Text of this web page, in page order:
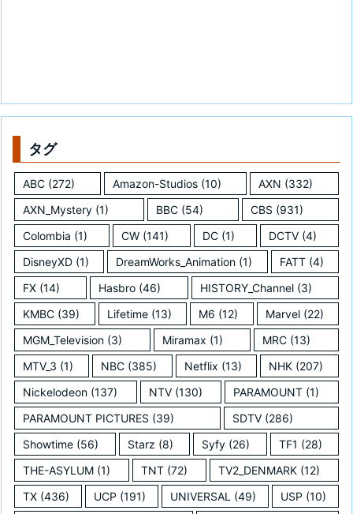
タグ
ABC (272) Amazon-Studios(10) AXN (332)
AXN_Mystery (1) BBC (54) CBS (931)
Colombia (1) CW (141) DC (1) DCTV (4)
DisneyXD (1) DreamWorks_Animation (1) FATT(4)
FX (14) Hasbro (46) HISTORY_Channel(3)
KMBC (39) Lifetime(13) M6 (12) Marvel(22)
MGM_Television (3) Miramax (1) MRC (13)
MTV_3 (1) NBC(385) Netflix (13) NHK (207)
Nickelodeon (137) NTV(130) PARAMOUNT (1)
PARAMOUNT PICTURES (39) SDTV(286)
Showtime (56) Starz (8) Syfy (26) TF1 (28)
THE-ASYLUM (1) TNT (72) TV2_DENMARK (12)
TX (436) UCP (191) UNIVERSAL (49) USP (10)